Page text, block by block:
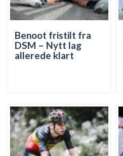
Benoot fristilt fra
DSM – Nytt lag
allerede klart